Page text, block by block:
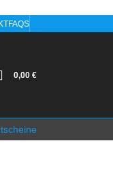
FAQS
0,00 €